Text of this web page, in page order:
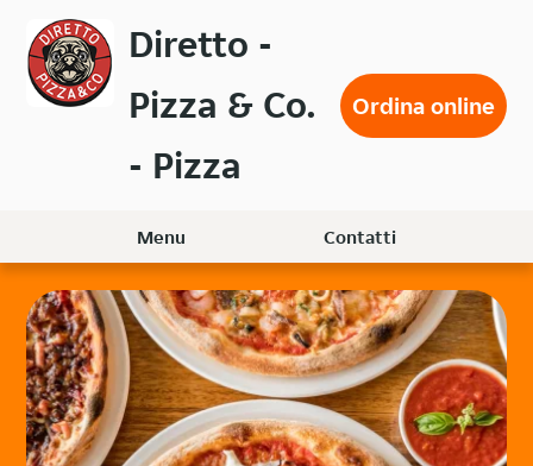
contenuto
principale
Diretto -
Pizza & Co.
- Pizza
Ordina online
Menu Contatti